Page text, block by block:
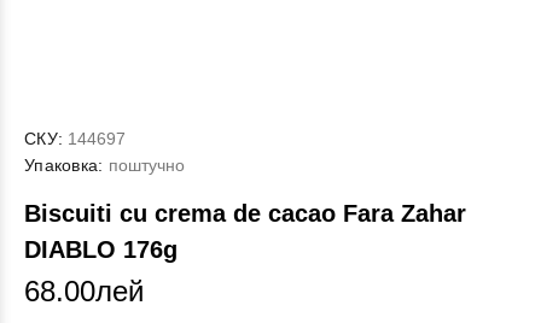
СКУ: 144697
Упаковка: поштучно
Biscuiti cu crema de cacao Fara Zahar
DIABLO 176g
68.00лей